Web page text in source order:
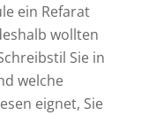
ein Refarat
wollten
Sie in
welche
eignet, Sie